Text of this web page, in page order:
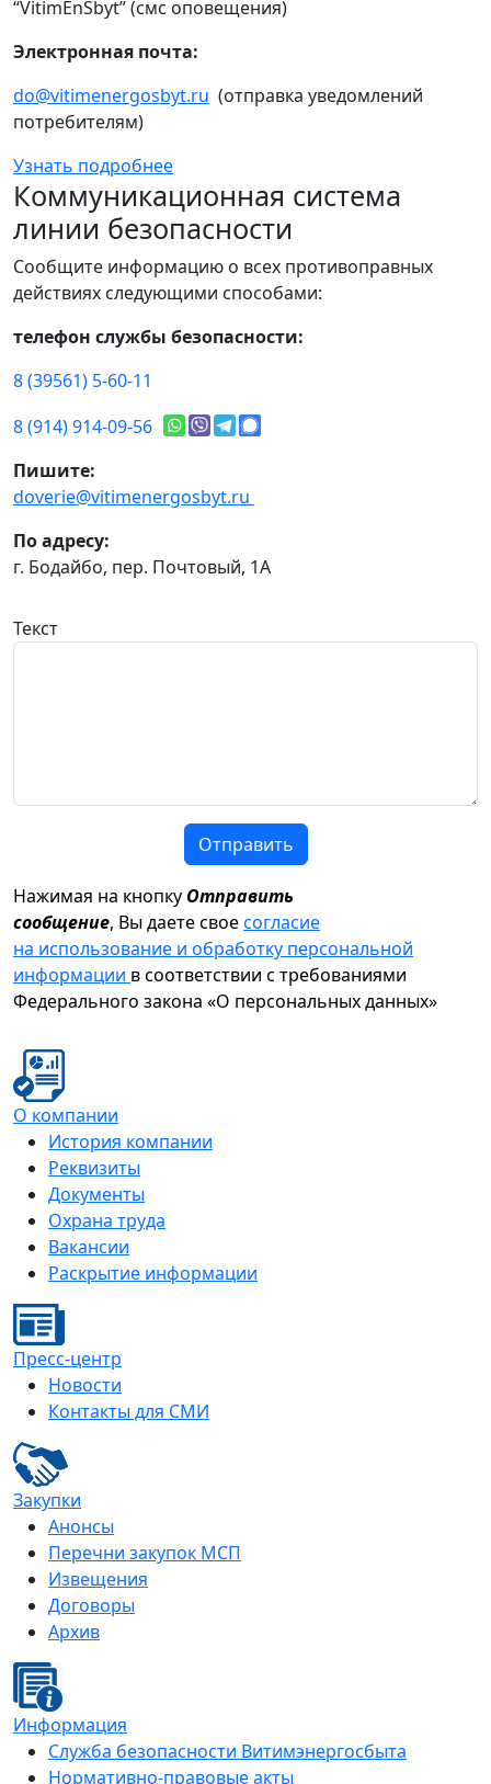
“VitimEnSbyt” (смс оповещения)
Электронная почта:
do@vitimenergosbyt.ru (отправка уведомлений
потребителям)
Узнать подробнее
Коммуникационная система
линии безопасности
Сообщите информацию о всех противоправных
действиях следующими способами:
телефон службы безопасности:
8 (39561) 5-60-11
8 (914) 914-09-56
Пишите:
doverie@vitimenergosbyt.ru
По адресу:
г. Бодайбо, пер. Почтовый, 1А
Текст
Отправить
Нажимая на кнопку Отправить
сообщение, Вы даете своесогласие
на использование и обработку персональной
информации в соответствии с требованиями
Федерального закона «О персональных данных»
О компании
История компании
Реквизиты
Документы
Охрана труда
Вакансии
Раскрытие информации
Пресс-центр
Новости
Контакты для СМИ
Закупки
Анонсы
Перечни закупок МСП
Извещения
Договоры
Архив
Информация
Служба безопасности Витимэнергосбыта
Нормативно-правовые акты